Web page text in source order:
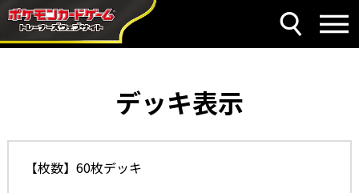
デッキ表示
【枚数】60枚デッキ